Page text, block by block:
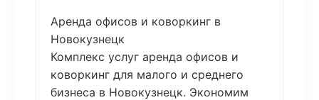
Аренда офисов и коворкинг в
Новокузнецк
Комплекс услуг аренда офисов и
коворкинг для малого и среднего
бизнеса в Новокузнецк. Экономим